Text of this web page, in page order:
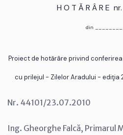
H O T Ă R Â R E
din
Proiect de hotărâre privind conferirea
cu prilejul - Zilelor Aradului - ediţia
Nr. 44101/23.07.2010
Ing. Gheorghe Falcă, Primarul